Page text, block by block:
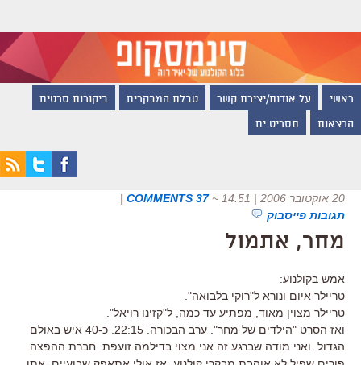
ראשי על אודות/יצירת קשר טבלת המבקרים ביקורות סרטים
הרצאות תסריט.ים
20 אוקטובר 2006 | 14:51 ~
37 COMMENTS
|
תגובות פייסבוק
מחר, אתמול
אמש בקולנוע:
טריילר איום ונורא ל"רוקי בלבואה".
טריילר מצוין מאוד, מפתיע עד כמה, ל"קזינו רויאל".
ואז הסרט "הילדים של מחר". ערב הבכורה. 22:15. כ-40 איש באולם
הגדול. ואני מודה שברגע זה אני מצוי בדילמה זועפת. חברת ההפצה